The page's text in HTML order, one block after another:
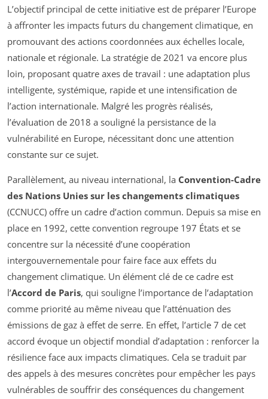
L’objectif principal de cette initiative est de préparer l’Europe
à affronter les impacts futurs du changement climatique, en
promouvant des actions coordonnées aux échelles locale,
nationale et régionale. La stratégie de 2021 va encore plus
loin, proposant quatre axes de travail : une adaptation plus
intelligente, systémique, rapide et une intensification de
l’action internationale. Malgré les progrès réalisés,
l’évaluation de 2018 a souligné la persistance de la
vulnérabilité en Europe, nécessitant donc une attention
constante sur ce sujet.
Parallèlement, au niveau international, la Convention-Cadre
des Nations Unies sur les changements climatiques
(CCNUCC) offre un cadre d’action commun. Depuis sa mise en
place en 1992, cette convention regroupe 197 États et se
concentre sur la nécessité d’une coopération
intergouvernementale pour faire face aux effets du
changement climatique. Un élément clé de ce cadre est
l’Accord de Paris, qui souligne l’importance de l’adaptation
comme priorité au même niveau que l’atténuation des
émissions de gaz à effet de serre. En effet, l’article 7 de cet
accord évoque un objectif mondial d’adaptation : renforcer la
résilience face aux impacts climatiques. Cela se traduit par
des appels à des mesures concrètes pour empêcher les pays
vulnérables de souffrir des conséquences du changement